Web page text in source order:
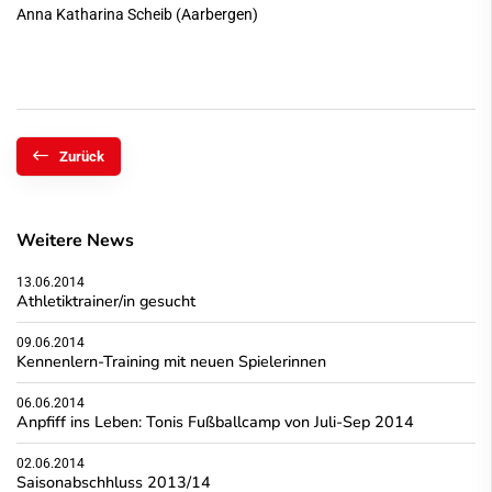
Anna Katharina Scheib (Aarbergen)
Zurück
Weitere News
13.06.2014
Athletiktrainer/in gesucht
09.06.2014
Kennenlern-Training mit neuen Spielerinnen
06.06.2014
Anpfiff ins Leben: Tonis Fußballcamp von Juli-Sep 2014
02.06.2014
Saisonabschhluss 2013/14